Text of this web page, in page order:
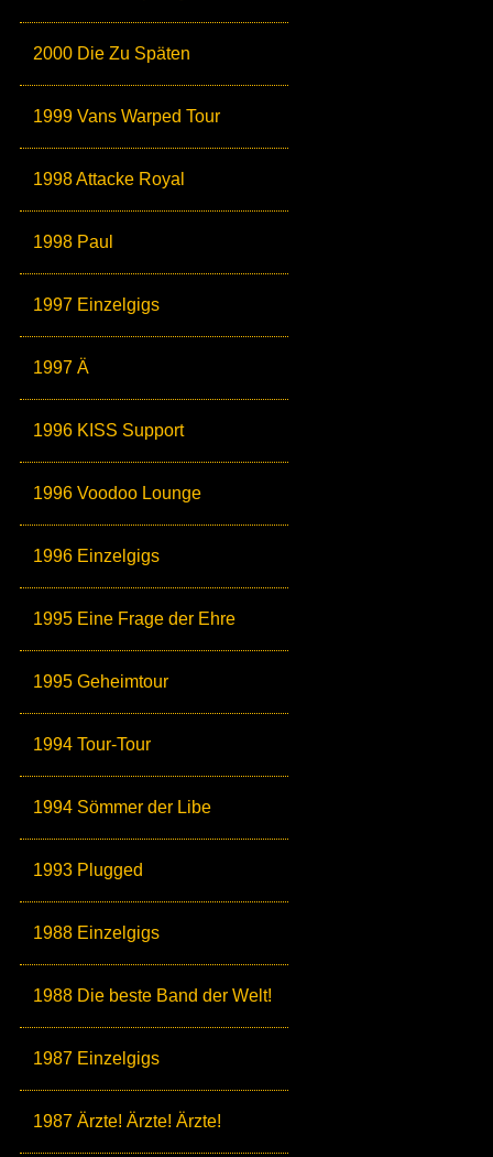
2000 Die Zu Späten
1999 Vans Warped Tour
1998 Attacke Royal
1998 Paul
1997 Einzelgigs
1997 Ä
1996 KISS Support
1996 Voodoo Lounge
1996 Einzelgigs
1995 Eine Frage der Ehre
1995 Geheimtour
1994 Tour-Tour
1994 Sömmer der Libe
1993 Plugged
1988 Einzelgigs
1988 Die beste Band der Welt!
1987 Einzelgigs
1987 Ärzte! Ärzte! Ärzte!